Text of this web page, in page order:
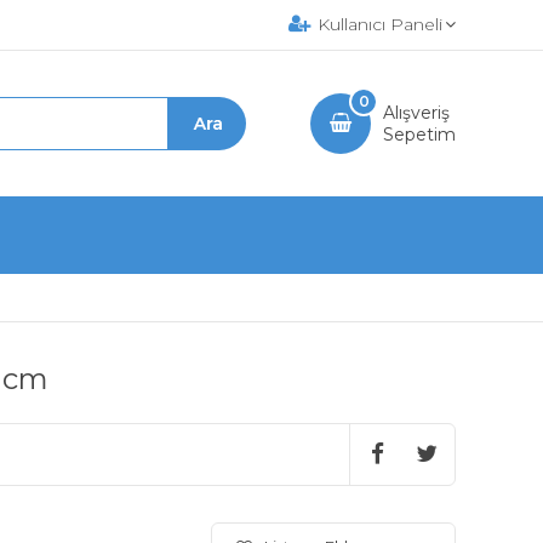
Kullanıcı Paneli
Alışveriş
Sepetim
0